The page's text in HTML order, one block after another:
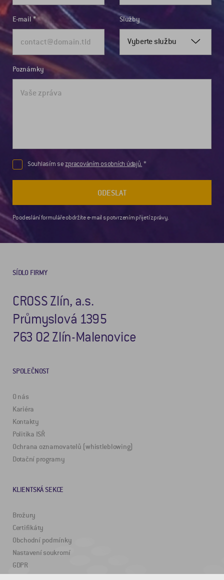
E-mail Služby
Vyberte službu
Poznámky
Souhlasím sezpracováním osobních údajů.
ODESLAT
Po odeslání formuláře obdržíte e-mail s potvrzením přijetí zprávy.
SÍDLO FIRMY
CROSS Zlín, a.s.
Průmyslová 1395
763 02 Zlín-Malenovice
SPOLEČNOST
O nás
Kariéra
Kontakty
Politika ISŘ
Ochrana oznamovatelů (whistleblowing)
Dotační programy
KLIENTSKÁ SEKCE
Brožury
Certifikáty
Obchodní podmínky
Nastavení soukromí
GDPR